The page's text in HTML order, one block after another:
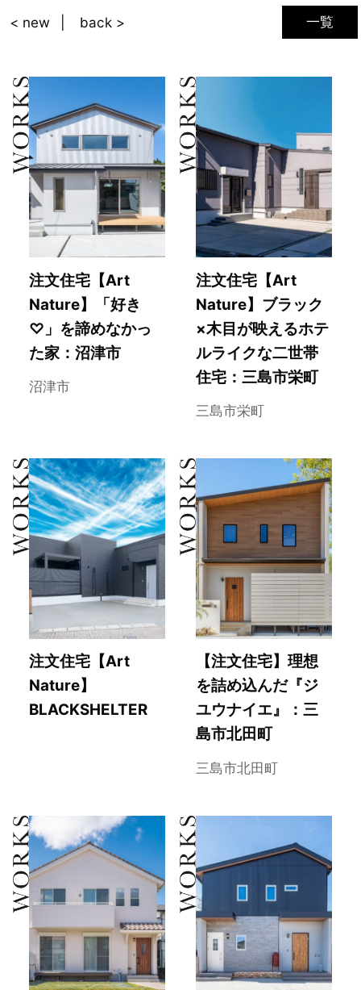
一覧
< new back >
注文住宅【Art
Nature】「好き
♡」を諦めなかっ
た家：沼津市
沼津市
注文住宅【Art
Nature】ブラック
×木目が映えるホテ
ルライクな二世帯
住宅：三島市栄町
三島市栄町
注文住宅【Art
Nature】
BLACKSHELTER
【注文住宅】理想
を詰め込んだ『ジ
ユウナイエ』：三
島市北田町
三島市北田町